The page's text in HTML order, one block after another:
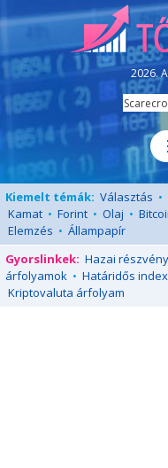
2026.
Kiemelt témák: Választás •
Kamat • Forint • Olaj •
Elemzés • Állampapír
Gyorslinkek: Hazai részvény
árfolyamok • Határidős index
Kriptovaluta árfolyam